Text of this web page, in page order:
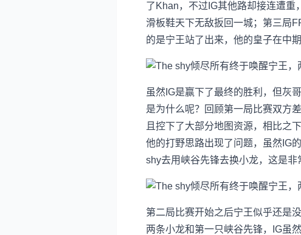
了Khan，不过IG其他路却接连遭重
滑板鞋天下无敌扳回一城；第三局
的是宁王站了出来，他的皇子在中
虽然IG是赢下了最终的胜利，但灰
是为什么呢？回顾第一局比赛双方
且控下了大部分地图资源，相比之
他的打野思路出现了问题，虽然IG
shy去用峡谷先锋去换小龙，这是非
第二局比赛开始之后宁王似乎还是
两条小龙和第一只峡谷先锋，IG虽